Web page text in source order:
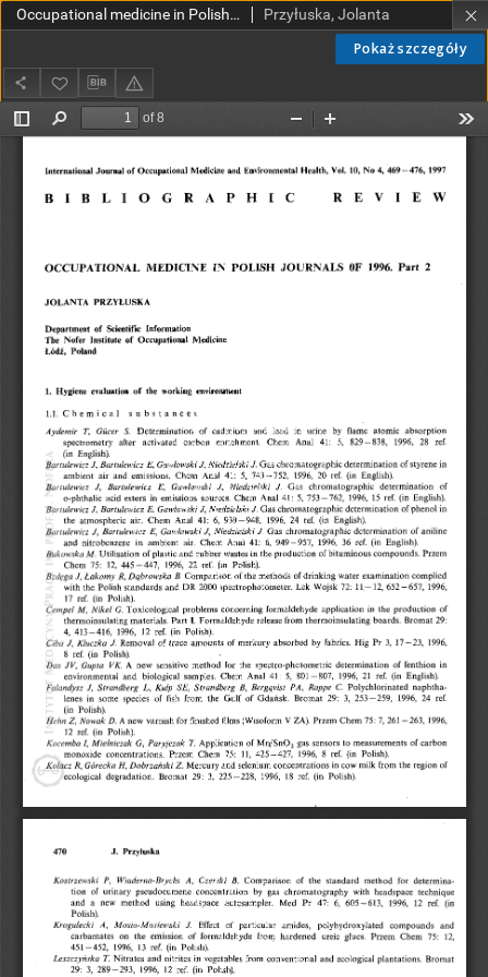
Pokaż szczegóły
Occupational medicine in Polish journals of 1996. Part 2 Przyłuska, Jolanta